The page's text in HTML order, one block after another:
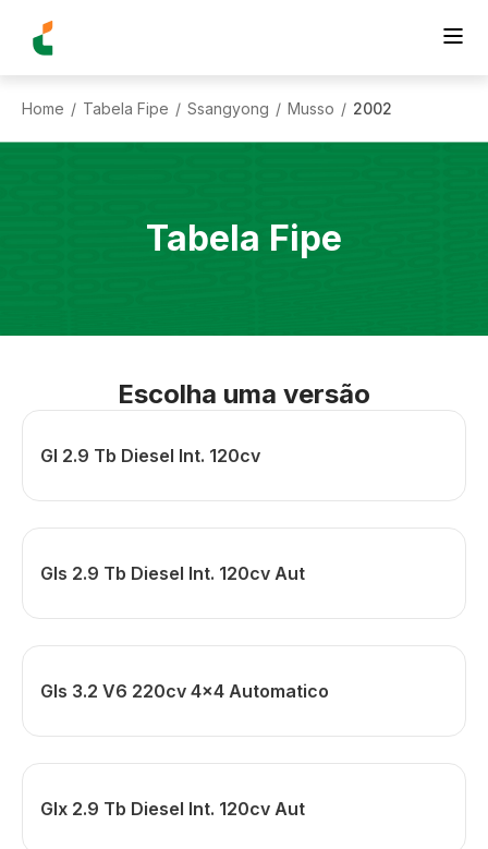
Home / Tabela Fipe / Ssangyong / Musso / 2002
Tabela Fipe
Escolha uma versão
Gl 2.9 Tb Diesel Int. 120cv
Gls 2.9 Tb Diesel Int. 120cv Aut
Gls 3.2 V6 220cv 4x4 Automatico
Glx 2.9 Tb Diesel Int. 120cv Aut